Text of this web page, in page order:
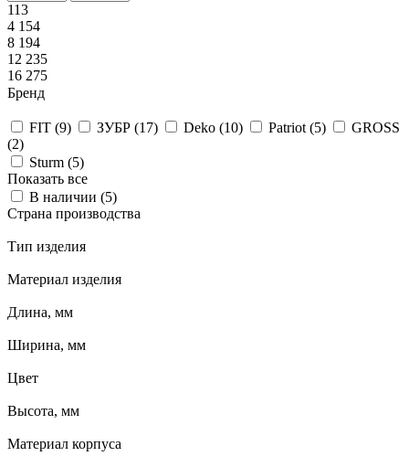
113
4 154
8 194
12 235
16 275
Бренд
FIT (9) ЗУБР (17) Deko (10) Patriot (5)
GROSS
(2)
Sturm (5)
Показать все
В наличии (5)
Страна производства
Тип изделия
Материал изделия
Длина, мм
Ширина, мм
Цвет
Высота, мм
Материал корпуса